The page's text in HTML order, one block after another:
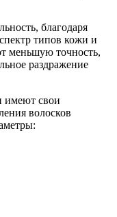
благодаря
типов кожи и
меньшую точность,
раздражение
имеют свои
волосков